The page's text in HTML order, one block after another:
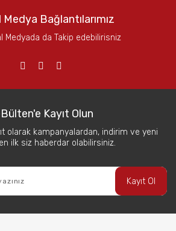
Bağlantılarımız
Medyada da Takip edebilirisniz
Kayıt Olun
olarak kampanyalardan, indirim ve yeni
ilk siz haberdar olabilirsiniz.
Kayıt Ol